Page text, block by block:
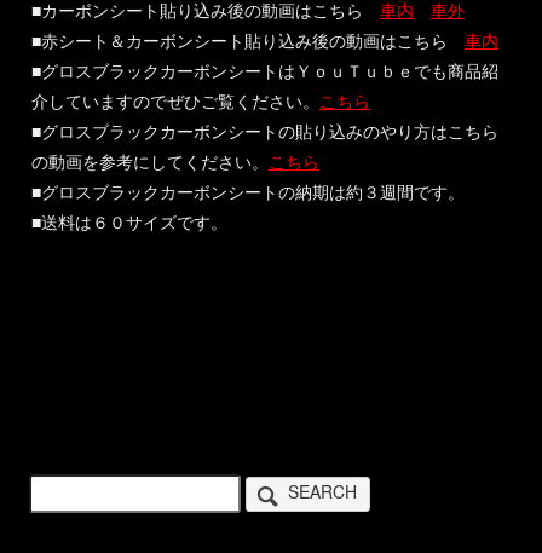
■カーボンシート貼り込み後の動画はこちら車内
車外
■赤シート＆カーボンシート貼り込み後の動画はこちら車内
■グロスブラックカーボンシートはＹｏｕＴｕｂｅでも商品紹
介していますのでぜひご覧ください。 こちら
■グロスブラックカーボンシートの貼り込みのやり方はこちら
の動画を参考にしてください。 こちら
■グロスブラックカーボンシートの納期は約３週間です。
■送料は６０サイズです。
SEARCH